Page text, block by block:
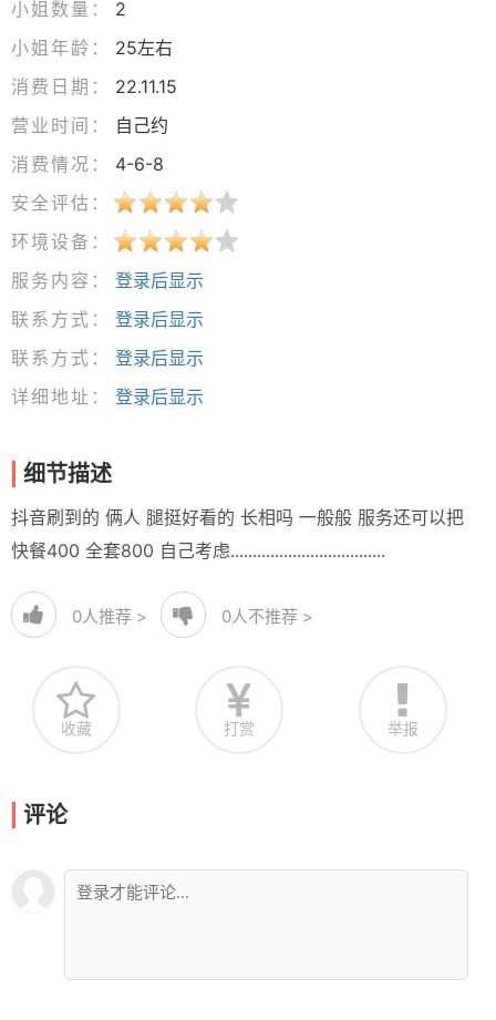
小姐数量：
2
小姐年龄：
25左右
消费日期：
22.11.15
营业时间：
自己约
消费情况：
4-6-8
安全评估：
环境设备：
服务内容：
登录后显示
联系方式：
登录后显示
联系方式：
登录后显示
详细地址：
登录后显示
细节描述
抖音刷到的 俩人 腿挺好看的 长相吗 一般般 服务还可以把
快餐400 全套800 自己考虑...................................
0人推荐 > 0人不推荐 >
收藏 打赏 举报
评论